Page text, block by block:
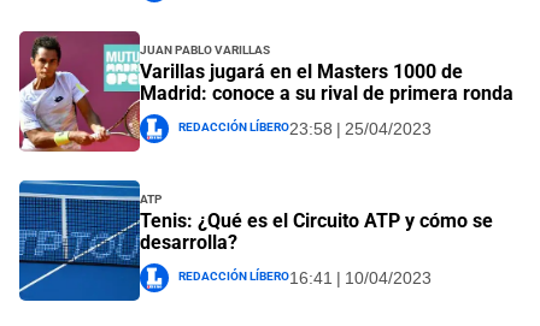
Juan Pablo Varillas
Varillas jugará en el Masters 1000 de
Madrid: conoce a su rival de primera ronda
Redacción Líbero23:58 | 25/04/2023
ATP
Tenis: ¿Qué es el Circuito ATP y cómo se
desarrolla?
Redacción Líbero16:41 | 10/04/2023